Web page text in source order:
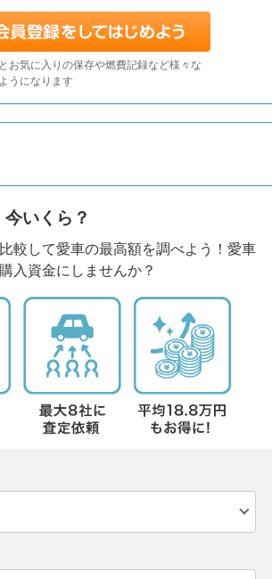
お気に入りの保存や燃費記録など様々な
うになります
いくら？
較して愛車の最高額を調べよう！愛車
入資金にしませんか？